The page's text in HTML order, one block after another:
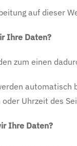
auf dieser
Ihre Daten?
zum einen
automatisch
Uhrzeit des
Ihre Daten?